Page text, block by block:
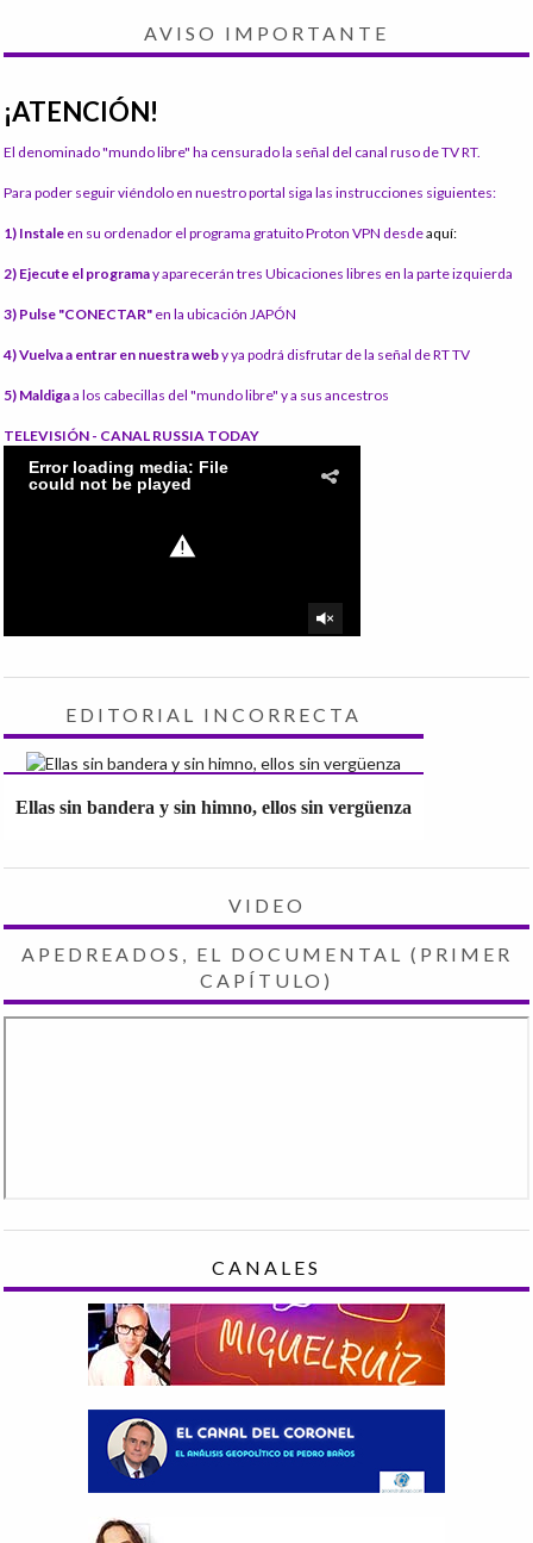
AVISO IMPORTANTE
¡ATENCIÓN!
El denominado "mundo libre" ha censurado la señal del canal ruso de TV RT.
Para poder seguir viéndolo en nuestro portal siga las instrucciones siguientes:
1) Instale en su ordenador el programa gratuito Proton VPN desdeaquí:
2) Ejecute el programay aparecerán tres Ubicaciones libres en la parte izquierda
3) Pulse "CONECTAR" en la ubicación JAPÓN
4) Vuelva a entrar en nuestra weby ya podrá disfrutar de la señal de RT TV
5) Maldigaa los cabecillas del "mundo libre" y a sus ancestros
TELEVISIÓN - CANAL RUSSIA TODAY
EDITORIAL INCORRECTA
Ellas sin bandera y sin himno, ellos sin vergüenza
VIDEO
APEDREADOS, EL DOCUMENTAL (PRIMER
CAPÍTULO)
CANALES